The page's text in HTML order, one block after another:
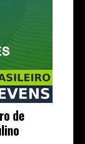
de